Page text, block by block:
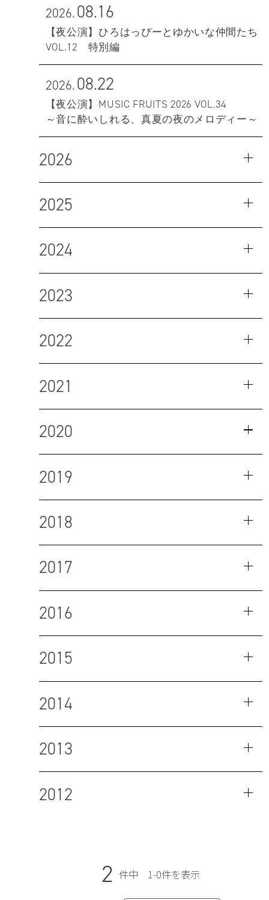
2026.08.16
【夜公演】ひろはっぴーとゆかいな仲間たち
VOL.12 特別編
2026.08.22
【夜公演】MUSIC FRUITS 2026 VOL.34
～音に酔いしれる、真夏の夜のメロディー～
2026
2025
2024
2023
2022
2021
2020
2019
2018
2017
2016
2015
2014
2013
2012
2 件中 1-0件を表示